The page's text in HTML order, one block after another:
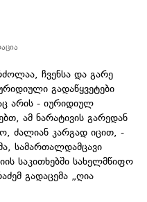
ჩვენსა და გარე
გადაწყვეტები
არის - იურიდიულ
ამ ნარატივის გარედან
ძალიან კარგად იცით, -
სამართალდამცავი
საკითხებში სახელმწიფო
გადაცემა „ღია